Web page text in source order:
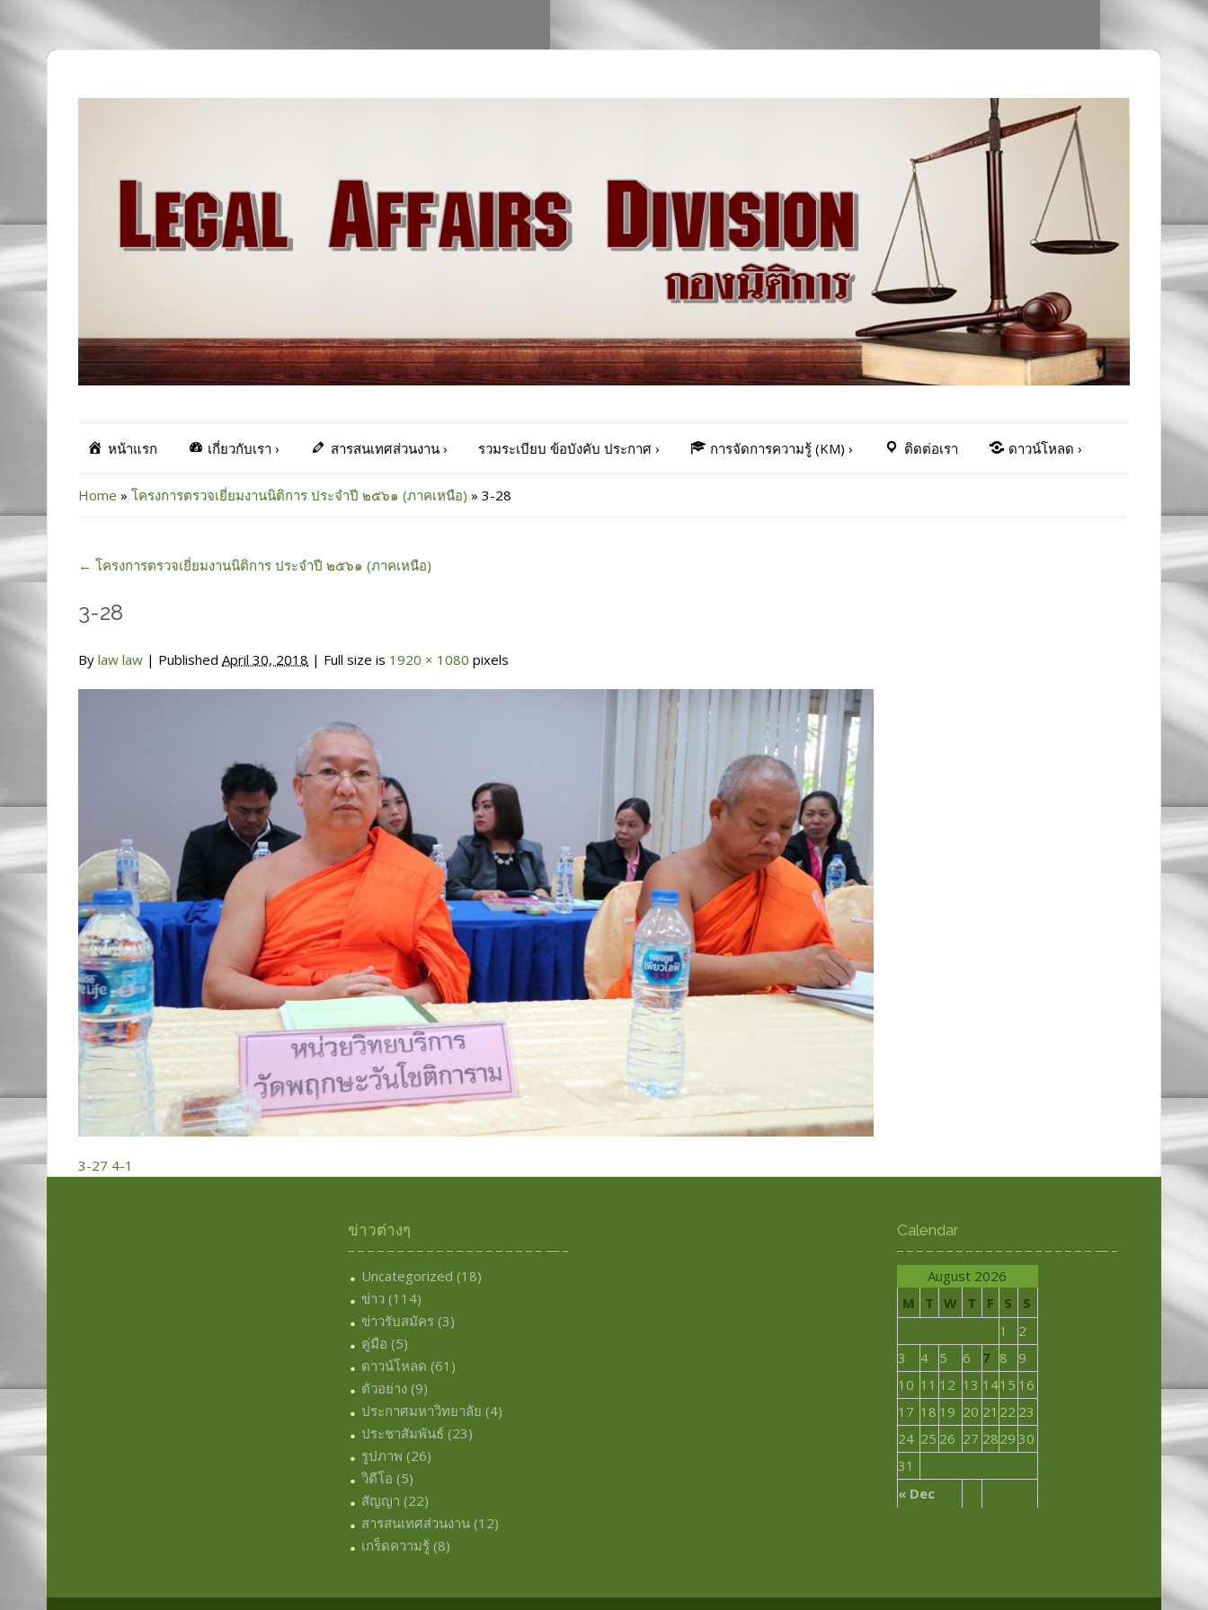
หน้าแรก เกี่ยวกับเรา › สารสนเทศส่วนงาน› รวมระเบียบ ข้อบังคับ ประกาศ› การจัดการความรู้ (KM) › ติดต่อเรา ดาวน์โหลด ›
Home » โครงการตรวจเยี่ยมงานนิติการ ประจำปี ๒๕๖๑ (ภาคเหนือ) » 3-28
← โครงการตรวจเยี่ยมงานนิติการ ประจำปี ๒๕๖๑ (ภาคเหนือ)
3-28
By law law | Published April 30, 2018 | Full size is 1920 × 1080 pixels
3-27 4-1
ข่าวต่างๆ
Uncategorized (18)
ข่าว (114)
ข่าวรับสมัคร (3)
คู่มือ (5)
ดาวน์โหลด (61)
ตัวอย่าง (9)
ประกาศมหาวิทยาลัย (4)
ประชาสัมพันธ์ (23)
รูปภาพ (26)
วิดีโอ (5)
สัญญา (22)
สารสนเทศส่วนงาน (12)
เกร็ดความรู้ (8)
Calendar
August 2026
M
T W T F S S
« Dec
1
2
3
4 5 6 7 8
9
10 11 12 13 1415 16
17 18 19 20 21 22 23
24 25 26 27 2829 30
31